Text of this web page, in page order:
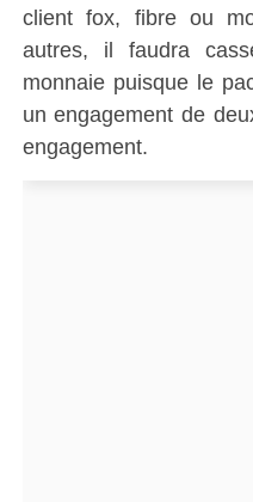
client fox, fibre ou
autres, il faudra
monnaie puisque le
un engagement de
engagement.